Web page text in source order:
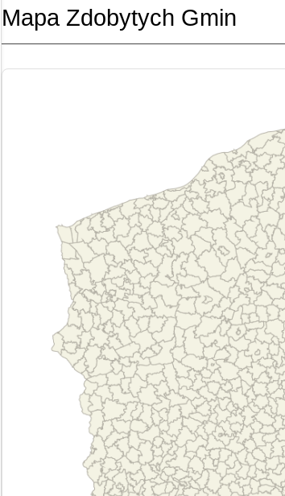
Mapa Zdobytych Gmin